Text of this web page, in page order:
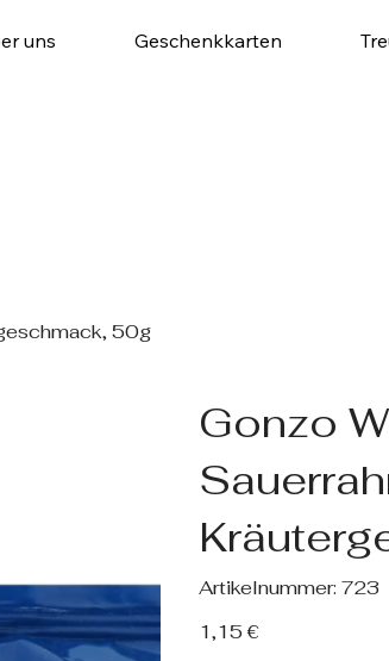
uns Geschenkkarten
50g
Gonzo
Artikelnummer:
723
723
Preis
1,15 €